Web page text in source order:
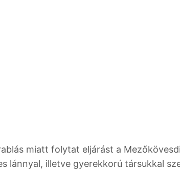
miatt folytat eljárást a
lánnyal, illetve gyerekkorú társukkal